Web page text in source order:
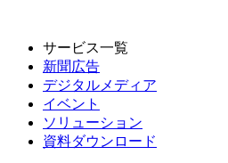
サービス一覧
新聞広告
デジタルメディア
イベント
ソリューション
資料ダウンロード